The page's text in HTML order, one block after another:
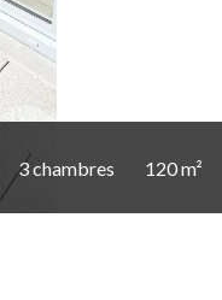
3 chambres 120 m²